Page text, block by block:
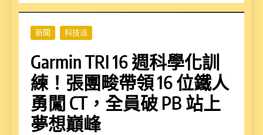
新聞 科技派
Garmin TRI 16 週科學化訓
練！張團畯帶領 16 位鐵人
勇闖 CT，全員破 PB 站上
夢想巔峰